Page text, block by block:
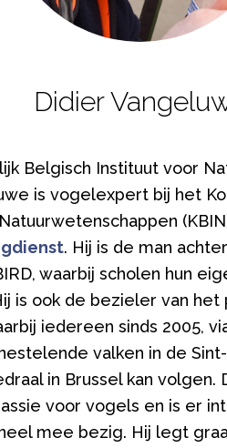
Didier
Belgisch Instituut voor
is vogelexpert bij het
. Hij is de man
waarbij scholen hun
is ook de bezieler van het
iedereen sinds 2005,
valken in de
in Brussel kan volgen.
voor vogels en is er
mee bezig. Hij legt